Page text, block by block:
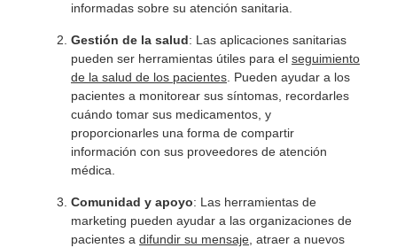
informadas sobre su atención sanitaria.
Gestión de la salud: Las aplicaciones sanitarias
pueden ser herramientas útiles para el seguimiento
de la salud de los pacientes. Pueden ayudar a los
pacientes a monitorear sus síntomas, recordarles
cuándo tomar sus medicamentos, y
proporcionarles una forma de compartir
información con sus proveedores de atención
médica.
Comunidad y apoyo: Las herramientas de
marketing pueden ayudar a las organizaciones de
pacientes a difundir su mensaje, atraer a nuevos